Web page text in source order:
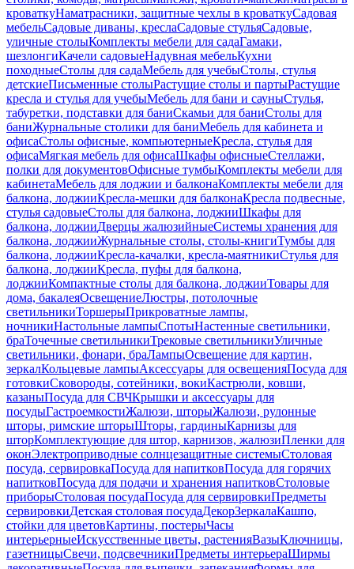
кроваткуНаматрасники, защитные чехлы в кроваткуСадовая
мебельСадовые диваны, креслаСадовые стульяСадовые,
уличные столыКомплекты мебели для садаГамаки,
шезлонгиКачели садовыеНадувная мебельКухни
походныеСтолы для садаМебель для учебыСтолы, стулья
детскиеПисьменные столыРастущие столы и партыРастущие
кресла и стулья для учебыМебель для бани и сауныСтулья,
табуретки, подставки для баниСкамьи для баниСтолы для
баниЖурнальные столики для баниМебель для кабинета и
офисаСтолы офисные, компьютерныеКресла, стулья для
офисаМягкая мебель для офисаШкафы офисныеСтеллажи,
полки для документовОфисные тумбыКомплекты мебели для
кабинетаМебель для лоджии и балконаКомплекты мебели для
балкона, лоджииКресла-мешки для балконаКресла подвесные,
стулья садовыеСтолы для балкона, лоджииШкафы для
балкона, лоджииДверцы жалюзийныеСистемы хранения для
балкона, лоджииЖурнальные столы, столы-книгиТумбы для
балкона, лоджииКресла-качалки, кресла-маятникиСтулья для
балкона, лоджииКресла, пуфы для балкона,
лоджииКомпактные столы для балкона, лоджииТовары для
дома, бакалеяОсвещениеЛюстры, потолочные
светильникиТоршерыПрикроватные лампы,
ночникиНастольные лампыСпотыНастенные светильники,
браТочечные светильникиТрековые светильникиУличные
светильники, фонари, браЛампыОсвещение для картин,
зеркалКольцевые лампыАксессуары для освещенияПосуда для
готовкиСковороды, сотейники, вокиКастрюли, ковши,
казаныПосуда для СВЧКрышки и аксессуары для
посудыГастроемкостиЖалюзи, шторыЖалюзи, рулонные
шторы, римские шторыШторы, гардиныКарнизы для
шторКомплектующие для штор, карнизов, жалюзиПленки для
оконЭлектроприводные солнцезащитные системыСтоловая
посуда, сервировкаПосуда для напитковПосуда для горячих
напитковПосуда для подачи и хранения напитковСтоловые
приборыСтоловая посудаПосуда для сервировкиПредметы
сервировкиДетская столовая посудаДекорЗеркалаКашпо,
стойки для цветовКартины, постерыЧасы
интерьерныеИскусственные цветы, растенияВазыКлючницы,
газетницыСвечи, подсвечникиПредметы интерьераШирмы